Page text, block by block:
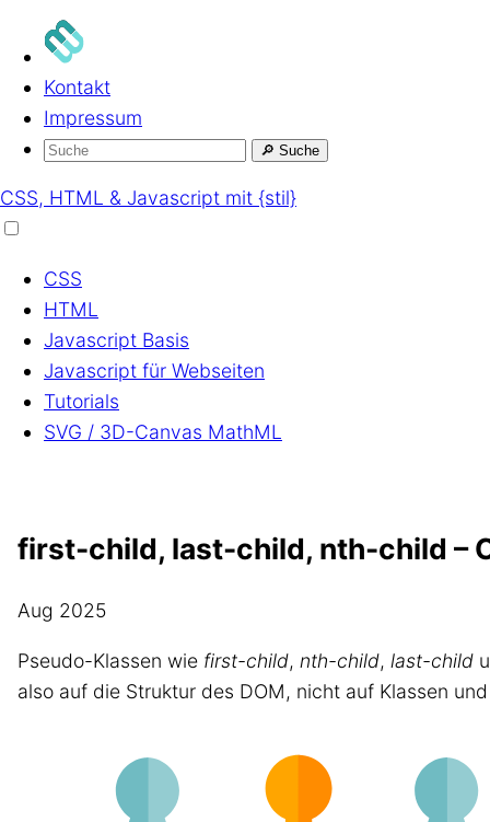
Kontakt
Impressum
🔎 Suche
CSS, HTML & Javascript mit {stil}
CSS
HTML
Javascript Basis
Javascript für Webseiten
Tutorials
SVG / 3D-Canvas MathML
first-child, last-child, nth-child –
Aug 2025
Pseudo-Klassen wie first-child, nth-child, last-child
also auf die Struktur des DOM, nicht auf Klassen